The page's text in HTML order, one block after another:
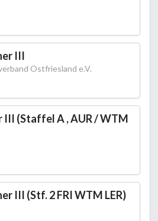
III
Ostfriesland e.V.
III (Staffel A , AUR / WTM
III (Stf. 2 FRI WTM LER)